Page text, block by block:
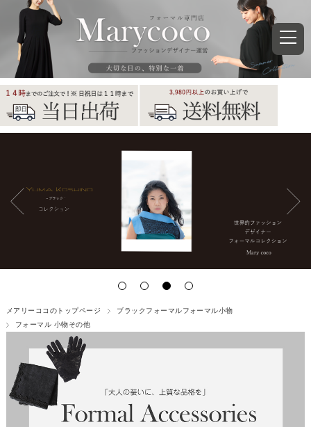
メアリーココのトップページ
ブラックフォーマルフォーマル小物
フォーマル 小物その他